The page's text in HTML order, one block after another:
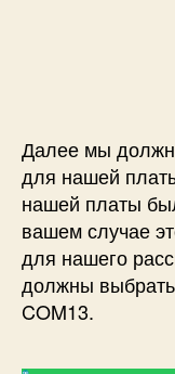
Далее мы
для нашей
нашей платы
вашем случае
для нашего
должны
COM13.